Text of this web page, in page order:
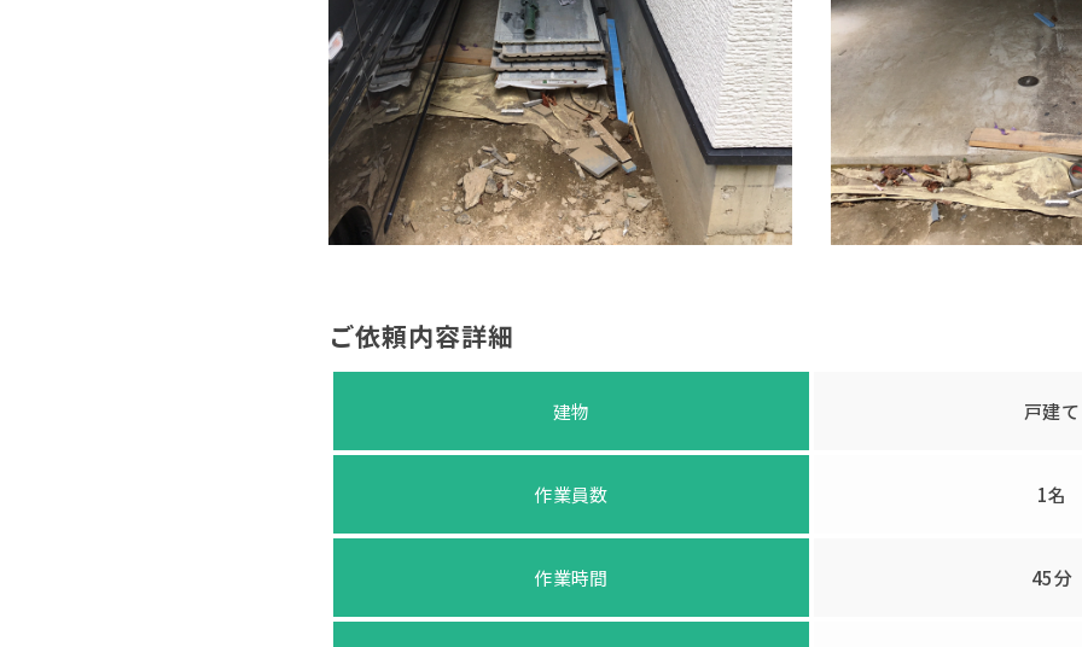
ご依頼内容詳細
建物 戸建て
作業員数 1名
作業時間 45分